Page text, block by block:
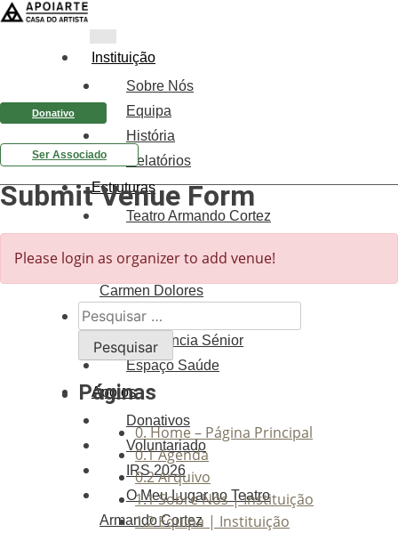
Instituição
Sobre Nós
Equipa
História
Relatórios
Estruturas
Teatro Armando Cortez
Centro de Documentação
Carmen Dolores
Centro de Formação
Residência Sénior
Espaço Saúde
Apoios
Donativos
Voluntariado
IRS 2026
O Meu Lugar no Teatro
Armando Cortez
Donativo
Ser Associado
Submit Venue Form
Please login as organizer to add venue!
Pesquisar
por:
Páginas
0. Home – Página Principal
0.1 Agenda
0.2 Arquivo
1.1 Sobre Nós | Instituição
1.2 Equipa | Instituição